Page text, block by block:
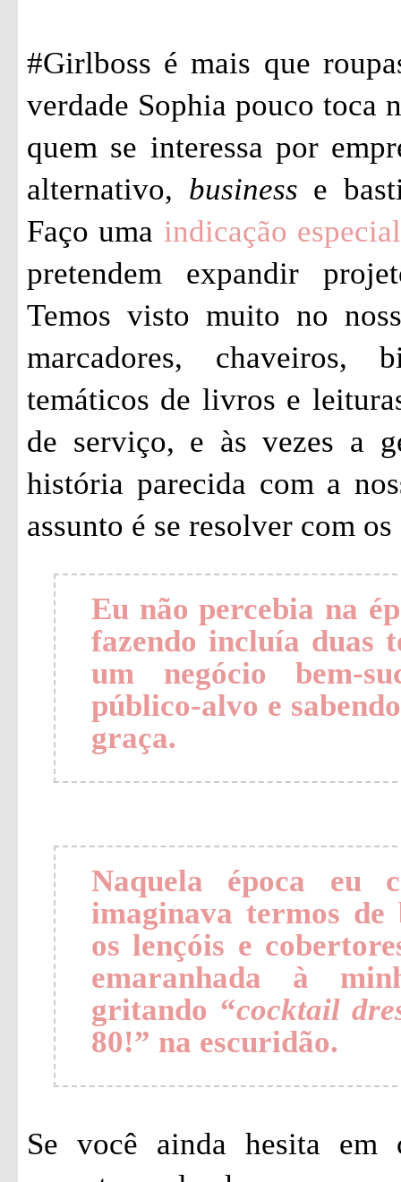
#Girlboss é mais que
verdade Sophia pouco toca
quem se interessa por
alternativo, business e
Faço uma indicação
pretendem expandir
Temos visto muito no
marcadores, chaveiros,
temáticos de livros e
de serviço, e às vezes a
história parecida com a
assunto é se resolver com
Eu não percebia na
fazendo incluía duas
um negócio bem-
público-alvo e
graça.
Naquela época eu
imaginava termos de
os lençóis e
emaranhada à
gritando “cocktail
80!” na escuridão.
Se você ainda hesita em